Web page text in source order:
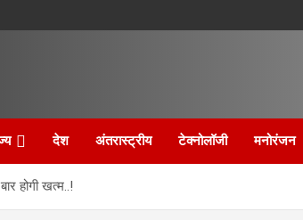
देश अंतरास्ट्रीय टेक्नोलॉजी मनोरंजन
होगी खत्म..!